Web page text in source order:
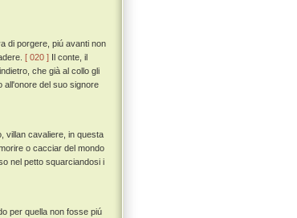
di porgere, piú avanti non
[ 020 ] Il conte, il
che già al collo gli
all'onore del suo signore
villan cavaliere, in questa
o cacciar del mondo
nel petto squarciandosi i
per quella non fosse piú